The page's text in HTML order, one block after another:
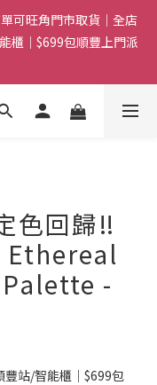
可旺角門市取貨｜全店
櫃｜$699包順豐上門派
可旺角門市取貨｜全店
櫃｜$699包順豐上門派
滿$1088送Clarins 煥
可旺角門市取貨｜全店
櫃｜$699包順豐上門派
色回歸‼️
Ethereal
-
豐站/智能櫃｜$699包